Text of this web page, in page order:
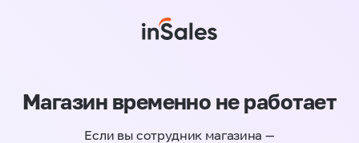
Магазин временно не работает
Если вы сотрудник магазина —